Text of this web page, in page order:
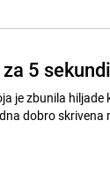
5 sekundi
je zbunila hiljade
dobro skrivena